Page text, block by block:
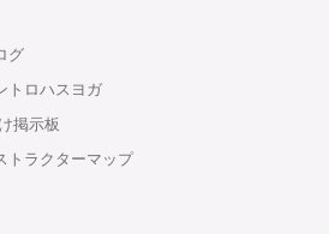
グ
トロハスヨガ
掲示板
トラクターマップ